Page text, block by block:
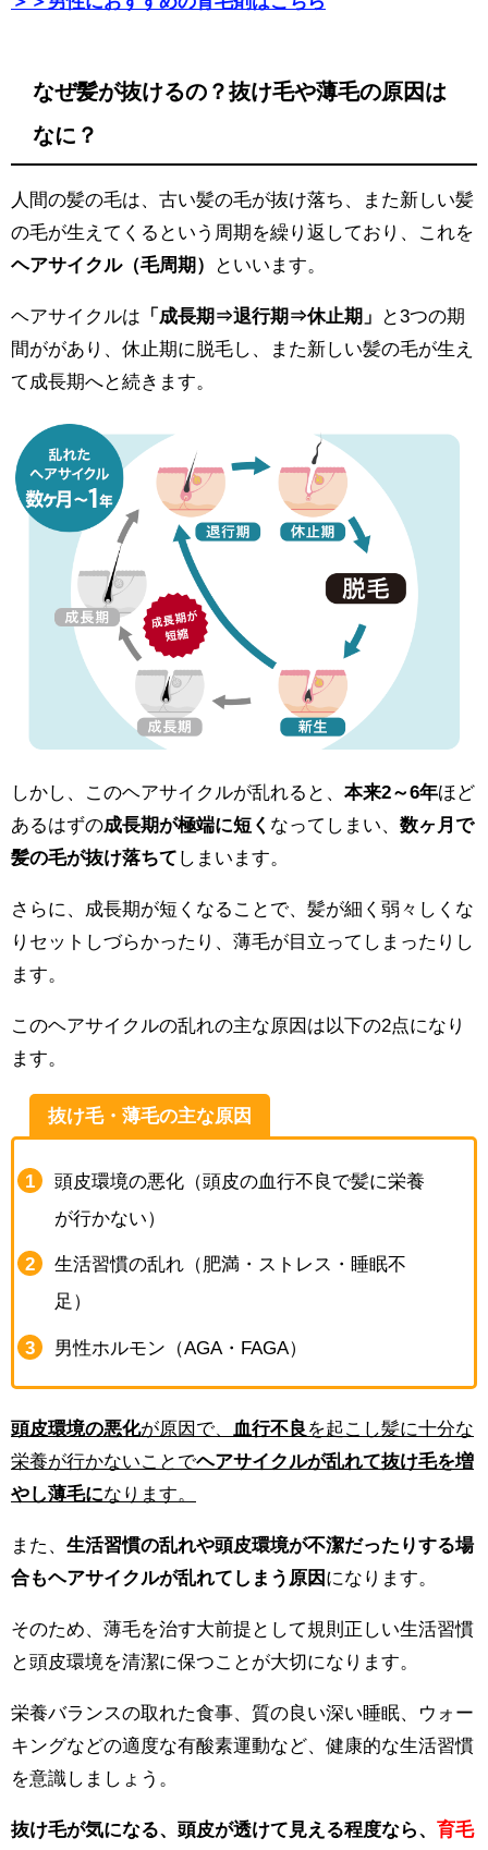
なぜ髪が抜けるの？抜け毛や薄毛の原因は
なに？
人間の髪の毛は、古い髪の毛が抜け落ち、また新しい髪
の毛が生えてくるという周期を繰り返しており、これを
ヘアサイクル（毛周期）
といいます。
ヘアサイクルは 「成長期⇒退行期⇒休止期」
と3つの期
間ががあり、休止期に脱毛し、また新しい髪の毛が生え
て成長期へと続きます。
しかし、このヘアサイクルが乱れると、 本来2～6年ほど
あるはずの成長期が極端に短く なってしまい、 数ヶ月で
髪の毛が抜け落ちて しまいます。
さらに、成長期が短くなることで、髪が細く弱々しくな
りセットしづらかったり、薄毛が目立ってしまったりし
ます。
このヘアサイクルの乱れの主な原因は以下の2点になり
ます。
抜け毛・薄毛の主な原因
頭皮環境の悪化（頭皮の血行不良で髪に栄養
が行かない）
生活習慣の乱れ（肥満・ストレス・睡眠不
足）
男性ホルモン（AGA・FAGA）
頭皮環境の悪化が原因で、 血行不良 を起こし髪に十分な
栄養が行かないことでヘアサイクルが乱れて抜け毛を増
やし薄毛になります。
また、 生活習慣の乱れや頭皮環境が不潔だったりする場
合もヘアサイクルが乱れてしまう原因 になります。
そのため、薄毛を治す大前提として規則正しい生活習慣
と頭皮環境を清潔に保つことが大切になります。
栄養バランスの取れた食事、質の良い深い睡眠、ウォー
キングなどの適度な有酸素運動など、健康的な生活習慣
を意識しましょう。
抜け毛が気になる、頭皮が透けて見える程度なら、 育毛